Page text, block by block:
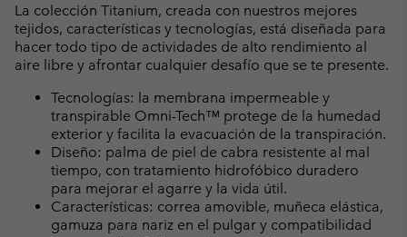
La colección Titanium, creada con nuestros mejores
tejidos, características y tecnologías, está diseñada para
hacer todo tipo de actividades de alto rendimiento al
aire libre y afrontar cualquier desafío que se te presente.
Tecnologías: la membrana impermeable y
transpirable Omni-Tech™ protege de la humedad
exterior y facilita la evacuación de la transpiración.
Diseño: palma de piel de cabra resistente al mal
tiempo, con tratamiento hidrofóbico duradero
para mejorar el agarre y la vida útil.
Características: correa amovible, muñeca elástica,
gamuza para nariz en el pulgar y compatibilidad